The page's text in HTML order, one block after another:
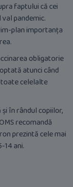
faptului că cei
pandemic.
plan importanța
obligatorie
atunci când
celelalte
în rândul copiilor,
recomandă
prezintă cele mai
ani.